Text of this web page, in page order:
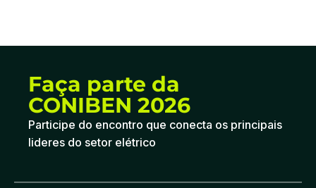
Faça parte da
CONIBEN 2026
Participe do encontro que conecta os principais
lideres do setor elétrico